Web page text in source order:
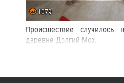
1079
Происшествие
деревне Долгий Мох.